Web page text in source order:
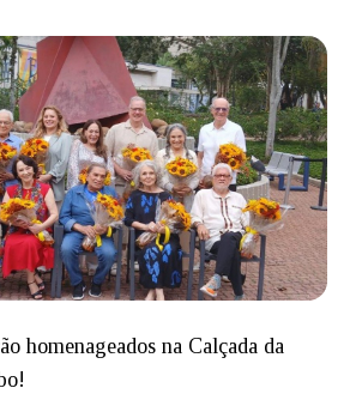
homenageados na Calçada da